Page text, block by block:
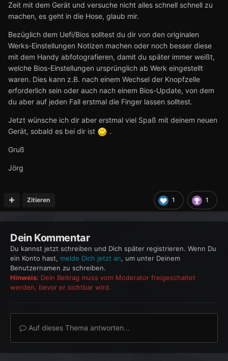
Zeit mit dem Gerät und versuche nicht alles schnell schnell zu
machen, es geht in die Hose, glaub mir.
Bezüglich dem Uefi/Bios solltest du dir von den originalen
Werks-Einstellungen Notizen machen oder noch besser diese
mit dem Handy abfotografieren, damit du später immer weißt,
welche Bios-Einstellungen ursprünglich ab Werk eingestellt
waren. Dies kann z.B. nach einem Wechsel der Knopfzelle
erforderlich sein oder auch nach einem Bios-Update, von dem
du aber auf jeden Fall erstmal die Finger lassen solltest.
Jetzt wünsche ich dir aber erstmal viel Spaß mit deinem neuen
Gerät, sobald es bei dir ist
.
Gruß
Jörg
1 1
Zitieren
Dein Kommentar
Du kannst jetzt schreiben und Dich später registrieren. Wenn Du
ein Konto hast, melde Dich jetzt an, um unter Deinem
Benutzernamen zu schreiben.
Hinweis: Dein Beitrag muss vom Moderator freigeschaltet
werden, bevor er sichtbar wird.
Auf dieses Thema antworten...